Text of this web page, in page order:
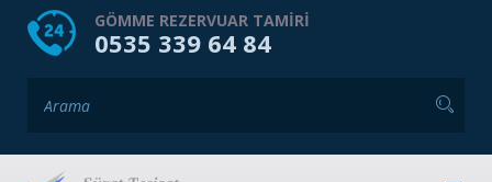
HOME HAKKIMIZDA
GÖMME REZERVUAR TAMIRI
0535 339 64 84